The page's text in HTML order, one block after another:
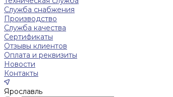
Служба снабжения
Производство
Служба качества
Сертификаты
Отзывы клиентов
Оплата и реквизиты
Новости
Контакты
Ярославль